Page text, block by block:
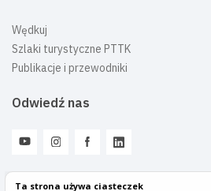
Ta strona używa ciasteczek
Wędkuj
Szlaki turystyczne PTTK
Publikacje i przewodniki
Odwiedź nas